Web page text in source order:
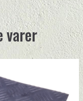
varer